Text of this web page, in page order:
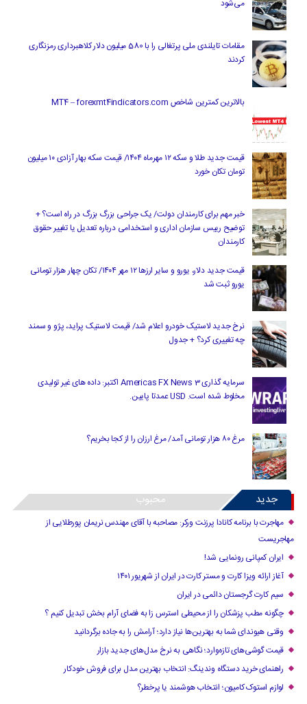
می‌شود
مقامات تایلندی ملی پرتغالی را با 580 میلیون دلار کلاهبرداری رمزنگاری
کردند
بالاترین کمترین شاخص MT4 – forexmt4indicators.com
قیمت جدید طلا و سکه ۱۲ مهرماه ۱۴۰۴/ قیمت سکه بهار آزادی ۱۰ میلیون
تومان تکان خورد
خبر مهم برای کارمندان دولت/ یک جراحی بزرگ بزرگ در راه است؟ +
توضیح رییس سازمان اداری و استخدامی درباره تعدیل یا تغییر حقوق
کارمندان
قیمت جدید دلار، یورو و سایر ارزها ۱۲ مهر ۱۴۰۴/ تکان چهار هزار تومانی
یورو ثبت شد
نرخ جدید لاستیک خودرو اعلام شد/ قیمت لاستیک پراید، پژو و سمند
چه تغییری کرد؟ + جدول
سرمایه گذاری Americas FX News 3 اکتبر: داده های غیر تولیدی
مخلوط شده است. USD عمدتا پایین.
مرغ ۸۰ هزار تومانی آمد/ مرغ ارزان را از کجا بخریم؟
جدید محبوب
مهاجرت با برنامه کانادا پرزنت ورکر: مصاحبه با آقای مهندس نریمان پورطلایی از
مهاجریست
ایران کمپانی رونمایی شد!
آغاز ارائه ویزا کارت و مستر کارت در ایران از شهریور ۱۴۰۱
سیم کارت گرجستان دائمی در ایران
چگونه مطب پزشکان را از محیطی استرس زا به فضای آرام بخش تبدیل کنیم ؟
وقتی هیوندای شما به بهترین‌ها نیاز دارد؛ آرامش را به جاده برگردانید
قیمت گوشی‌های تازه‌وارد؛ نگاهی به نرخ مدل‌های جدید بازار
راهنمای خرید دستگاه وندینگ: انتخاب بهترین مدل برای فروش خودکار
لوازم استوک کامیون؛ انتخاب هوشمند یا پرخطر؟